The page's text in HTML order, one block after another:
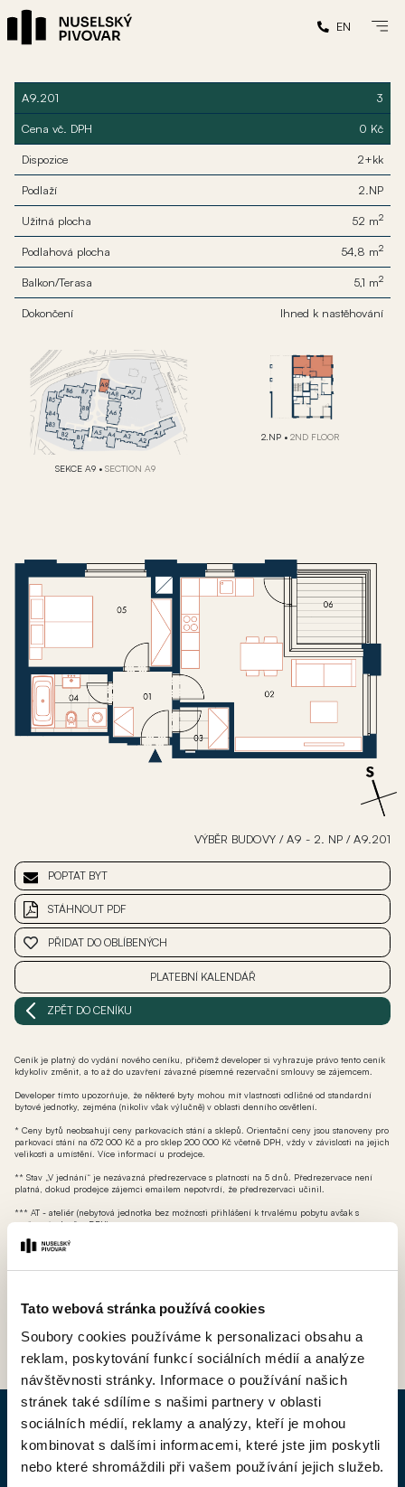
Tato webová stránka používá cookies
Soubory cookies používáme k personalizaci obsahu a
reklam, poskytování funkcí sociálních médií a analýze
návštěvnosti stránky. Informace o používání našich
stránek také sdílíme s našimi partnery v oblasti
sociálních médií, reklamy a analýzy, kteří je mohou
kombinovat s dalšími informacemi, které jste jim poskytli
nebo které shromáždili při vašem používání jejich služeb.
EN
A9.201 3
Cena vč. DPH 0 Kč
Dispozice 2+kk
Podlaží 2.NP
Užitná plocha 52 m2
Podlahová plocha 54,8 m2
Balkon/Terasa 5,1 m2
Dokončení Ihned k nastěhování
SEKCE A9 • SECTION A9
2.NP • 2ND FLOOR
VÝBĚR BUDOVY / A9 - 2. NP / A9.201
POPTAT BYT
STÁHNOUT PDF
PŘIDAT DO OBLÍBENÝCH
PLATEBNÍ KALENDÁŘ
ZPĚT DO CENÍKU
Ceník je platný do vydání nového ceníku, přičemž developer si vyhrazuje právo tento ceník
kdykoliv změnit, a to až do uzavření závazné písemné rezervační smlouvy se zájemcem.
Developer tímto upozorňuje, že některé byty mohou mít vlastnosti odlišné od standardní
bytové jednotky, zejména (nikoliv však výlučně) v oblasti denního osvětlení.
* Ceny bytů neobsahují ceny parkovacích stání a sklepů. Orientační ceny jsou stanoveny pro
parkovací stání na 672 000 Kč a pro sklep 200 000 Kč včetně DPH, vždy v závislosti na jejich
velikosti a umístění. Více informací u prodejce.
** Stav „V jednání“ je nezávazná předrezervace s platností na 5 dnů. Předrezervace není
platná, dokud prodejce zájemci emailem nepotvrdí, že předrezervaci učinil.
*** AT - ateliér (nebytová jednotka bez možnosti přihlášení k trvalému pobytu avšak s
možností odpočtu DPH).
POPTAT BYT